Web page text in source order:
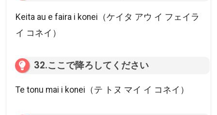
Keita au e faira i konei（ケイタ アウ イ フェイラ
イ コネイ）
32.ここで降ろしてください
Te tonu mai i konei（テ トヌ マイ イ コネイ）